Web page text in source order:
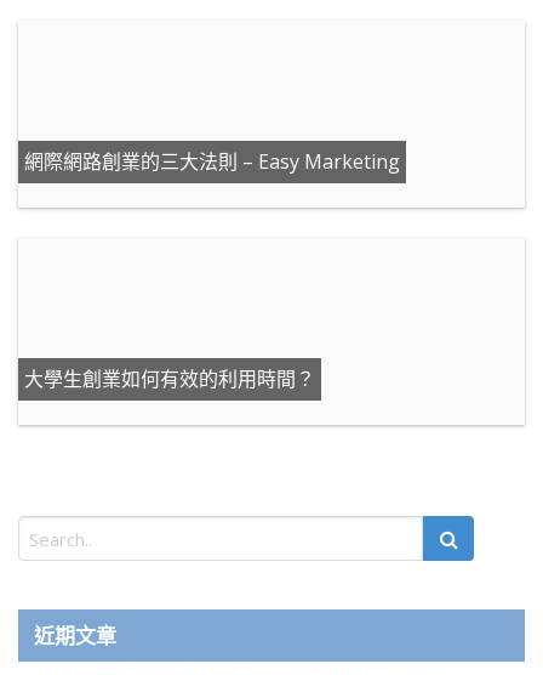
網際網路創業的三大法則 – Easy Marketing
大學生創業如何有效的利用時間？
近期文章